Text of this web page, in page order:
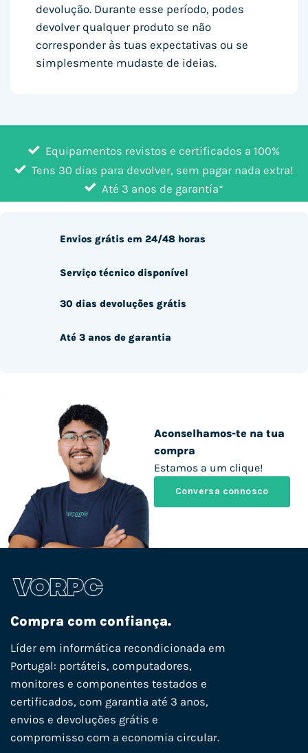
devolução. Durante esse período, podes
devolver qualquer produto se não
corresponder às tuas expectativas ou se
simplesmente mudaste de ideias.
Equipamentos revistos e certificados a 100%
Tens 30 dias para devolver, sem pagar nada extra!
Até 3 anos de garantía*
Aconselhamos-te na tua
compra
Estamos a um clique!
Conversa connosco
Envios grátis em 24/48 horas
Serviço técnico disponível
30 dias devoluções grátis
Até 3 anos de garantia
Compra com confiança.
Líder em informática recondicionada em
Portugal: portáteis, computadores,
monitores e componentes testados e
certificados, com garantia até 3 anos,
envios e devoluções grátis e
compromisso com a economia circular.